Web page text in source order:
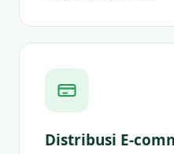
Distribusi E-